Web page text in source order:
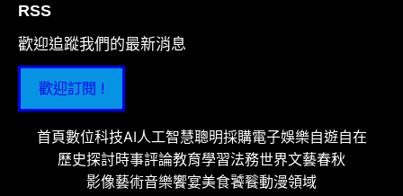
RSS
歡迎追蹤我們的最新消息
歡迎訂閱 !
首頁數位科技AI人工智慧聰明採購電子娛樂自遊自在
歷史探討時事評論教育學習法務世界文藝春秋
影像藝術音樂饗宴美食饕餮動漫領域